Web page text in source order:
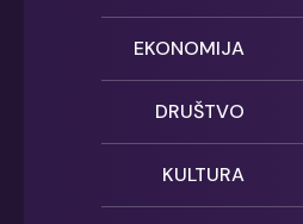
EKONOMIJA
DRUŠTVO
KULTURA